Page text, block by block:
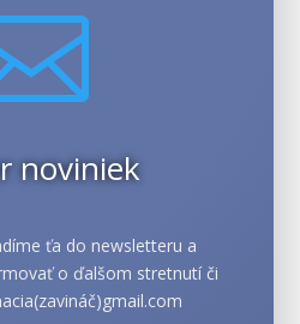
noviniek
ťa do newsletteru a
o ďalšom stretnutí či